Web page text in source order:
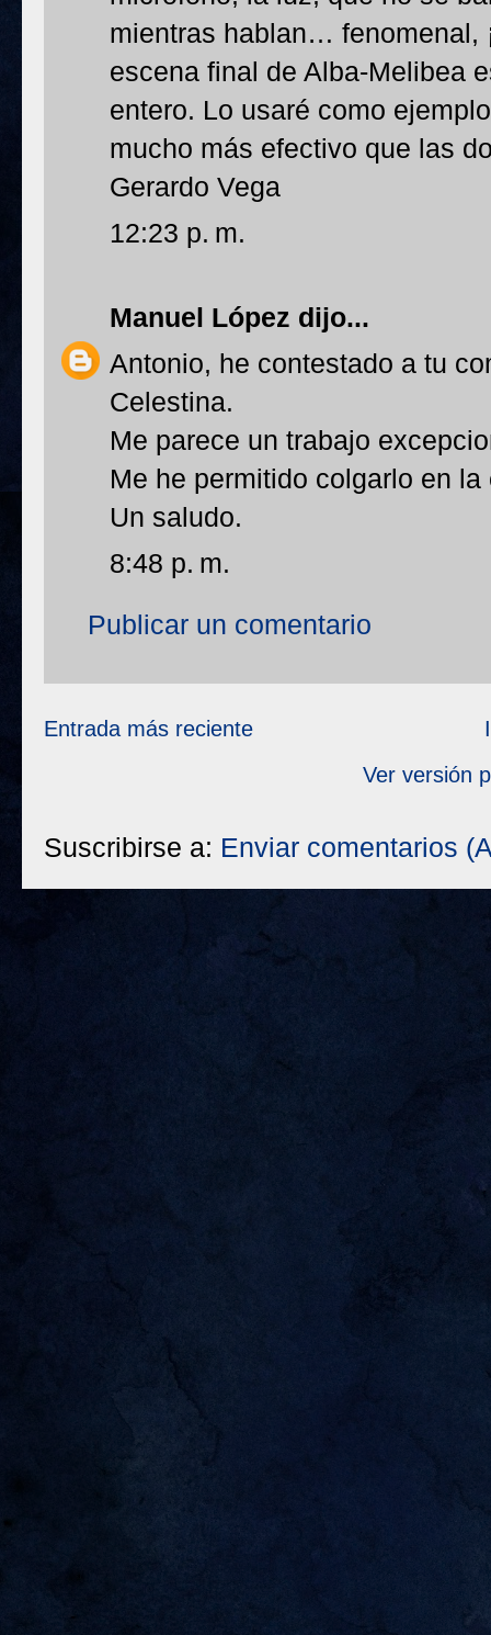
mientras hablan… fenomenal,
escena final de Alba-Melibea
entero. Lo usaré como
mucho más efectivo que las
Gerardo Vega
12:23 p. m.
Manuel López dijo...
Antonio, he contestado a tu
Celestina.
Me parece un trabajo
Me he permitido colgarlo en la
Un saludo.
8:48 p. m.
Publicar un comentario
Entrada más reciente
Ver versión
Suscribirse a: Enviar comentarios